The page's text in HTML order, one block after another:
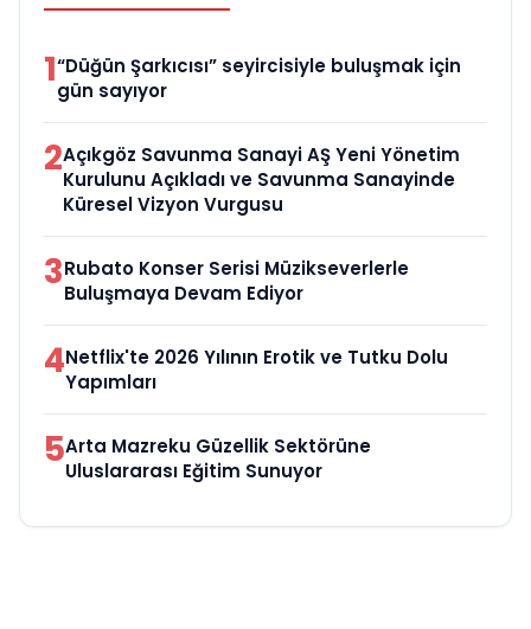
1“Düğün Şarkıcısı” seyircisiyle buluşmak için
gün sayıyor
2Açıkgöz Savunma Sanayi AŞ Yeni Yönetim
Kurulunu Açıkladı ve Savunma Sanayinde
Küresel Vizyon Vurgusu
3Rubato Konser Serisi Müzikseverlerle
Buluşmaya Devam Ediyor
4Netflix'te 2026 Yılının Erotik ve Tutku Dolu
Yapımları
5Arta Mazreku Güzellik Sektörüne
Uluslararası Eğitim Sunuyor